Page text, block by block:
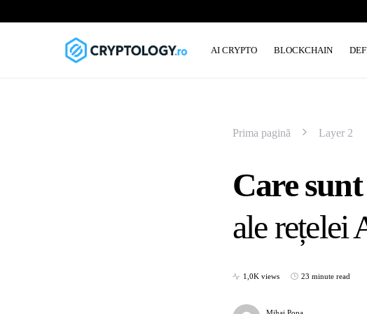
AI CRYPTO BLOCKCHAIN
Prima pagină Layer 2
Care
ale rețelei
1,0K views 23 minute read